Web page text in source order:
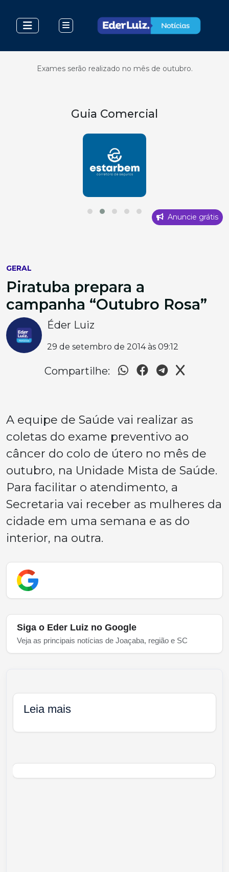
Exames serão realizado no mês de outubro.
Guia Comercial
Anuncie grátis
GERAL
Piratuba prepara a
campanha “Outubro Rosa”
Éder Luiz
29 de setembro de 2014 às 09:12
Compartilhe:
A equipe de Saúde vai realizar as
coletas do exame preventivo ao
câncer do colo de útero no mês de
outubro, na Unidade Mista de Saúde.
Para facilitar o atendimento, a
Secretaria vai receber as mulheres da
cidade em uma semana e as do
interior, na outra.
Siga o Eder Luiz no Google
Veja as principais notícias de Joaçaba, região e SC
Leia mais